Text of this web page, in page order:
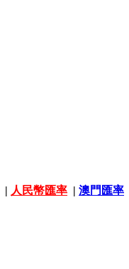
| 人民幣匯率 | 澳門匯率